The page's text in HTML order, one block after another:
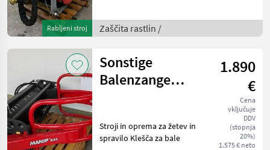
Rabljeni stroj Zaščita rastlin /
Sonstige
Balenzange
1.890
€
Cena
vključuje
DDV
(stopnja
20%)
1.575 € neto
Stroji in oprema za žetev in
spravilo Klešča za bale